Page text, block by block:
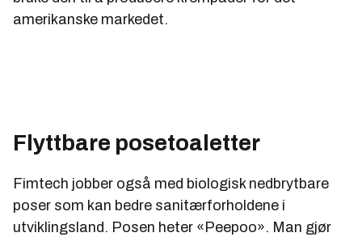
amerikanske markedet.
Flyttbare posetoaletter
Fimtech jobber også med biologisk nedbrytbare
poser som kan bedre sanitærforholdene i
utviklingsland. Posen heter «Peepoo». Man gjør